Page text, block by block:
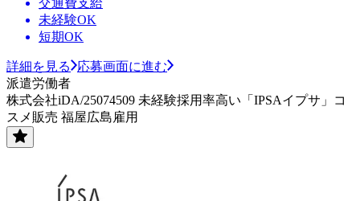
未経験OK
短期OK
詳細を見る
応募画面に進む
派遣労働者
株式会社iDA/25074509 未経験採用率高い「IPSAイプサ」コ
スメ販売 福屋広島雇用